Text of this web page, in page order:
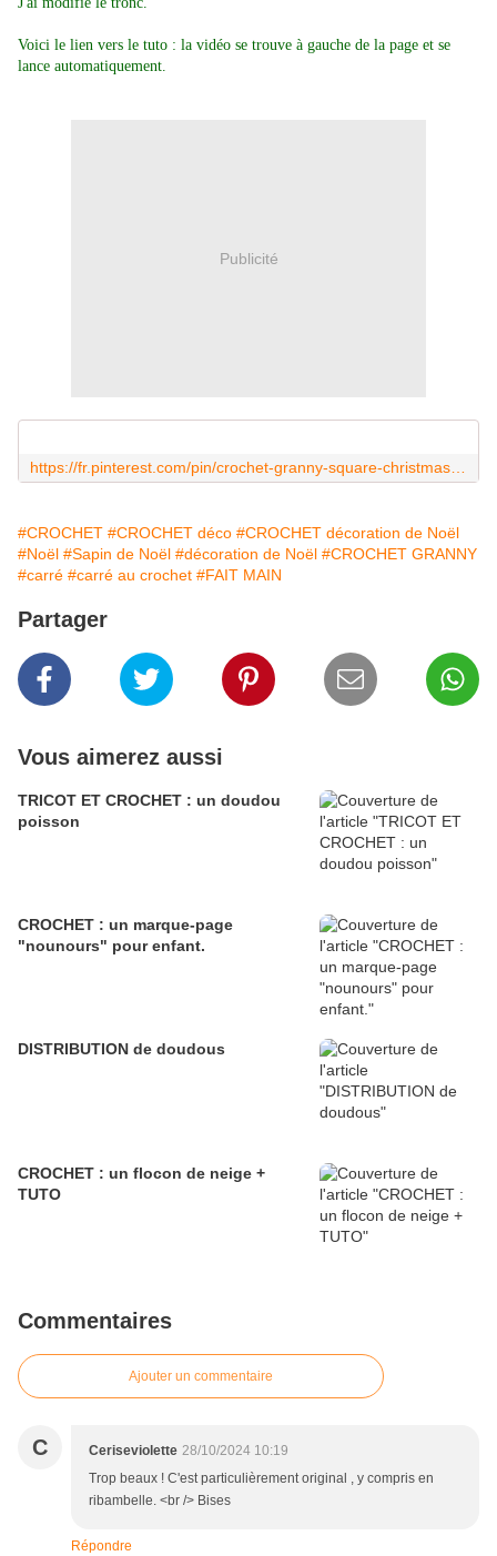
Voici le lien vers le tuto : la vidéo se trouve à gauche de la page et se
lance automatiquement.
Publicité
#CROCHET #CROCHET déco #CROCHET décoration de Noël
#Noël #Sapin de Noël #décoration de Noël #CROCHET GRANNY
#carré #carré au crochet #FAIT MAIN
Partager
Vous aimerez aussi
TRICOT ET CROCHET : un doudou
poisson
CROCHET : un marque-page
"nounours" pour enfant.
DISTRIBUTION de doudous
CROCHET : un flocon de neige +
TUTO
Commentaires
Ajouter un commentaire
C Ceriseviolette 28/10/2024 10:19
Trop beaux ! C'est particulièrement original , y compris en
ribambelle. <br /> Bises
Répondre